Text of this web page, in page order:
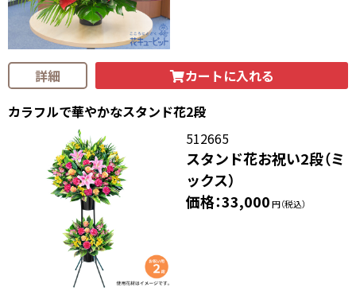
詳細
カートに入れる
カラフルで華やかなスタンド花2段
512665
スタンド花お祝い2段（ミ
ックス）
価格：33,000円（税込）